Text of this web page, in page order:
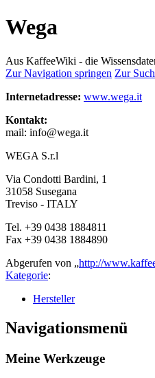
Wega
Aus KaffeeWiki - die
Zur Navigation springen Zur
Internetadresse: www.wega.it
Kontakt:
mail: info@wega.it
WEGA S.r.l
Via Condotti Bardini, 1
31058 Susegana
Treviso - ITALY
Tel. +39 0438 1884811
Fax +39 0438 1884890
Abgerufen von „http://
Kategorie:
Hersteller
Navigationsmenü
Meine Werkzeuge